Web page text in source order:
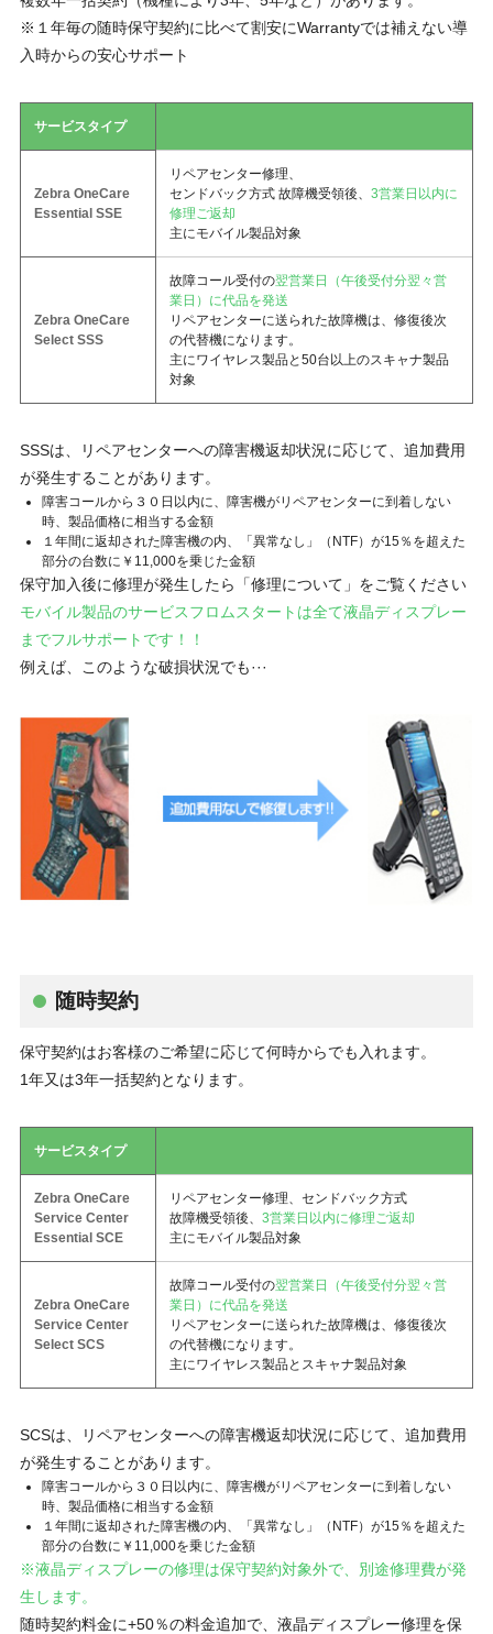
※１年毎の随時保守契約に比べて割安にWarrantyでは補えない導
入時からの安心サポート
サービスタイプ
Zebra OneCare
Essential SSE
リペアセンター修理、
センドバック方式 故障機受領後、 3営業日以内に
修理ご返却
主にモバイル製品対象
Zebra OneCare
Select SSS
故障コール受付の翌営業日（午後受付分翌々営
業日）に代品を発送
リペアセンターに送られた故障機は、修復後次
の代替機になります。
主にワイヤレス製品と50台以上のスキャナ製品
対象
SSSは、リペアセンターへの障害機返却状況に応じて、追加費用
が発生することがあります。
障害コールから３０日以内に、障害機がリペアセンターに到着しない
時、製品価格に相当する金額
１年間に返却された障害機の内、「異常なし」（NTF）が15％を超えた
部分の台数に￥11,000を乗じた金額
保守加入後に修理が発生したら「修理について」をご覧ください
モバイル製品のサービスフロムスタートは全て液晶ディスプレー
までフルサポートです！！
例えば、このような破損状況でも···
随時契約
保守契約はお客様のご希望に応じて何時からでも入れます。
1年又は3年一括契約となります。
サービスタイプ
Zebra OneCare
Service Center
Essential SCE
リペアセンター修理、センドバック方式
故障機受領後、 3営業日以内に修理ご返却
主にモバイル製品対象
Zebra OneCare
Service Center
Select SCS
故障コール受付の翌営業日（午後受付分翌々営
業日）に代品を発送
リペアセンターに送られた故障機は、修復後次
の代替機になります。
主にワイヤレス製品とスキャナ製品対象
SCSは、リペアセンターへの障害機返却状況に応じて、追加費用
が発生することがあります。
障害コールから３０日以内に、障害機がリペアセンターに到着しない
時、製品価格に相当する金額
１年間に返却された障害機の内、「異常なし」（NTF）が15％を超えた
部分の台数に￥11,000を乗じた金額
※液晶ディスプレーの修理は保守契約対象外で、別途修理費が発
生します。
随時契約料金に+50％の料金追加で、液晶ディスプレー修理を保